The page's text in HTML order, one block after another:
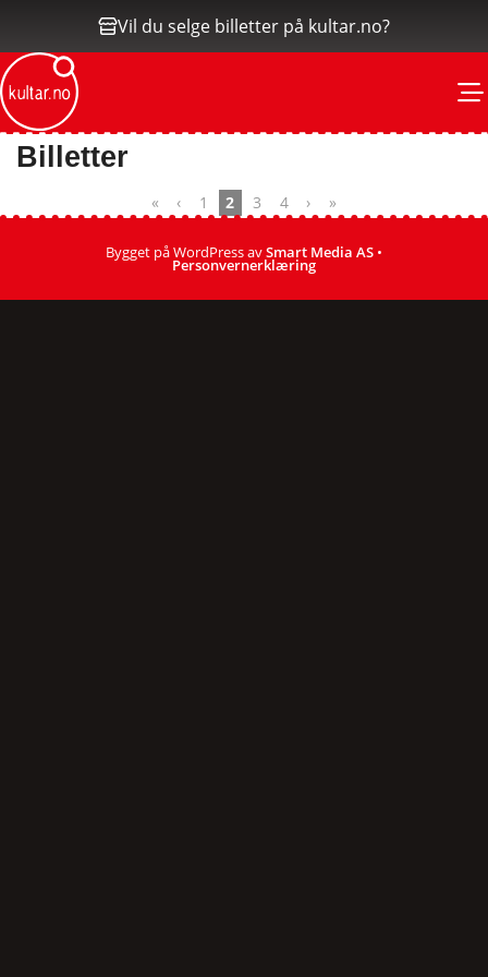
Vil du selge billetter på kultar.no?
Billetter
« ‹ 1 2 3 4 › »
Bygget på WordPress avSmart Media AS •
Personvernerklæring